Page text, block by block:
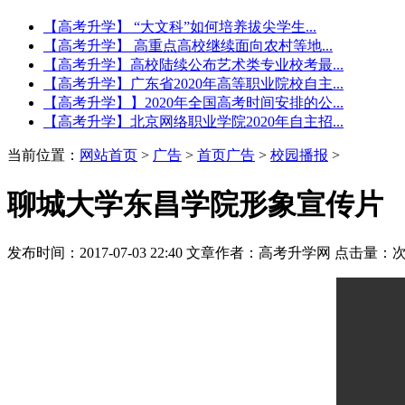
【高考升学】 “大文科”如何培养拔尖学生...
【高考升学】 高重点高校继续面向农村等地...
【高考升学】高校陆续公布艺术类专业校考最...
【高考升学】广东省2020年高等职业院校自主...
【高考升学】】2020年全国高考时间安排的公...
【高考升学】北京网络职业学院2020年自主招...
当前位置： 网站首页 > 广告 > 首页广告 > 校园播报 >
聊城大学东昌学院形象宣传片
发布时间：2017-07-03 22:40 文章作者：高考升学网 点击量：